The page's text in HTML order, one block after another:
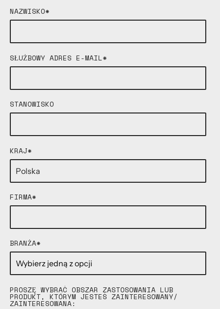
NAZWISKO*
SŁUŻBOWY ADRES E-MAIL*
STANOWISKO
KRAJ*
FIRMA*
BRANŻA*
PROSZĘ WYBRAĆ OBSZAR ZASTOSOWANIA LUB
PRODUKT, KTÓRYM JESTEŚ ZAINTERESOWANY/
ZAINTERESOWANA: